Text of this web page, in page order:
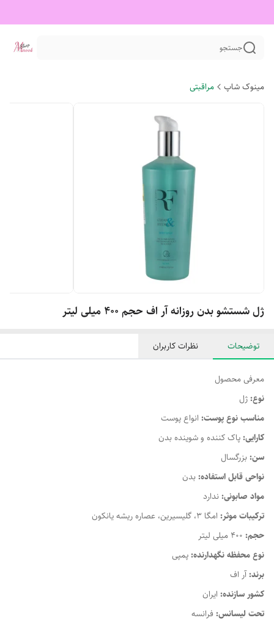
جستجو
مینوک شاپ مراقبتی
ژل شستشو بدن روزانه آر اف حجم 400 میلی لیتر
توضیحات نظرات کاربران
معرفی محصول
نوع:ژل
مناسب نوع پوست: انواع پوست
کارایی:پاک کننده و شوینده بدن
سن:بزرگسال
نواحی قابل استفاده:بدن
مواد صابونی:ندارد
ترکیبات موثر: امگا 3، گلیسیرین، عصاره ریشه یانکون
حجم:
نوع محفظه نگهدارنده:پمپی
برند:آر اف
کشور سازنده: ایران
تحت لیسانس: فرانسه